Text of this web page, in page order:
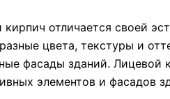
отличается своей
цвета, текстуры и
фасады зданий. Лицевой
элементов и фасадов